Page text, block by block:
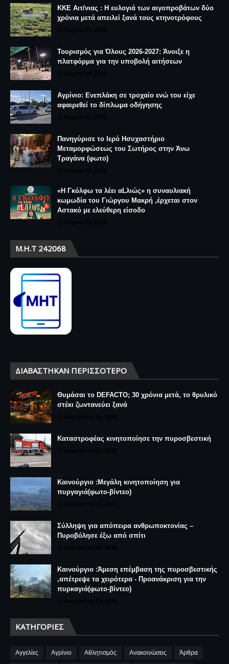
ΚΚΕ Αιτ/νιας : Η ευλογιά των αιγοπροβάτων δύο
χρόνια μετά απειλεί ξανά τους κτηνοτρόφους
Τουρισμός για Όλους 2026-2027: Άνοιξε η
πλατφόρμα για την υποβολή αιτήσεων
Αγρίνιο: Ενεπλάκη σε τροχαίο ενώ του είχε
αφαιρεθεί το δίπλωμα οδήγησης
Πανηγύρισε το Ιερό Ησυχαστήριο
Μεταμορφώσεως του Σωτήρος στην Άνω
Τραγάνα (φωτο)
«Η Γκόλφω τα λέει αLλιώς» η συναυλιακή
κωμωδία του Γιώργου Μακρή ,έρχεται στον
Αστακό με ελεύθερη είσοδο
Μ.Η.Τ 242068
ΔΙΑΒΆΣΤΗΚΑΝ ΠΕΡΙΣΣΌΤΕΡΟ
Θυμάσαι το DEFACTO; 30 χρόνια μετά, το θρυλικό
στέκι ζωντανεύει ξανά
Καταστροφέας κινητοποίησε την πυροσβεστική
Καινούργιο :Μεγάλη κινητοποίηση για
πυργαγιά(φωτο-βίντεο)
Σύλληψη για απόπειρα ανθρωποκτονίας –
Πυροβόλησε έξω από σπίτι
Καινούργιο :Άμεση επέμβαση της πυροσβεστικής
,απέτρεψε τα χειρότερα - Προανάκριση για την
πυρκαγιά(φωτο-βίντεο)
ΚΑΤΗΓΟΡΊΕΣ
Αγγελίες Αγρίνιο Αθλητισμός Ανακοινώσεις Άρθρα